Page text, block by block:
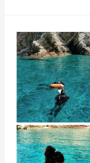
Birdwatching